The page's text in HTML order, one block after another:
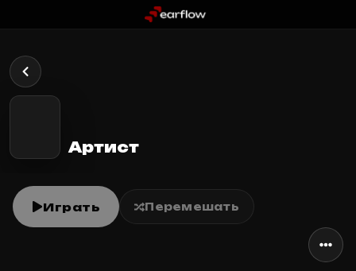
Артист
Играть Перемешать